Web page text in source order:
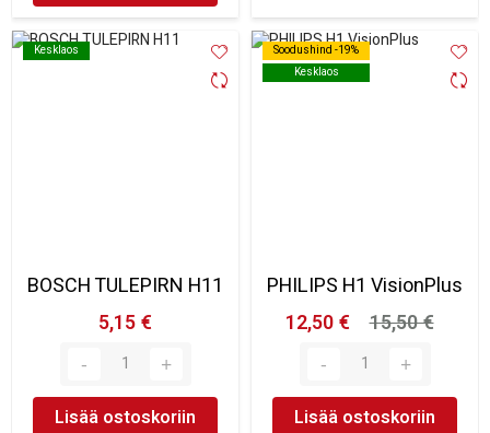
Kesklaos
Kesklaos
BOSCH TULEPIRN H11
5,15 €
Lisää ostoskoriin
Soodushind -19%
Kesklaos
Soodushind -19%
Kesklaos
PHILIPS H1 VisionPlus
12,50 €
15,50 €
Lisää ostoskoriin